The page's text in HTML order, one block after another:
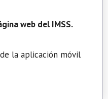
web del IMSS.
la aplicación móvil